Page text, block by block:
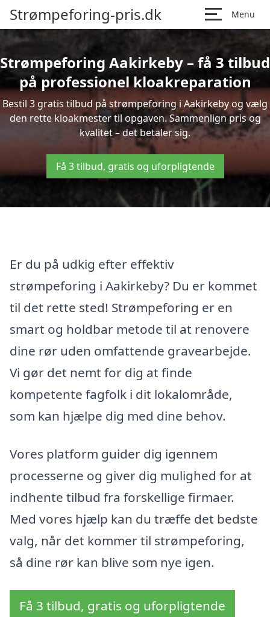
Strømpeforing-pris.dk Menu
Strømpeforing Aakirkeby – få 3 tilbud
på professionel kloakreparation
Bestil 3 gratis tilbud på strømpeforing i Aakirkeby og vælg
den rette kloakmester til opgaven. Sammenlign pris og
kvalitet – det betaler sig.
Få 3 tilbud, gratis og uforpligtende
Er du på udkig efter effektiv
strømpeforing i Aakirkeby? Du er kommet
til det rette sted! Strømpeforing er en
smart og holdbar metode til at renovere
dine rør uden omfattende gravearbejde.
Vi gør det nemt for dig at finde
kompetente fagfolk i dit lokalområde,
som kan hjælpe dig med dine behov.
Vores platform guider dig igennem
processerne og giver dig mulighed for at
indhente tilbud fra forskellige firmaer.
Med vores hjælp kan du træffe det bedste
valg, når det kommer til strømpeforing,
så dine rør kan blive som nye igen.
Få 3 tilbud, gratis og uforpligtende